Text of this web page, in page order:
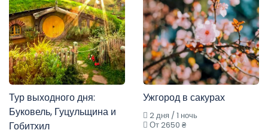
Тур выходного дня:
Буковель, Гуцульщина и
Гобитхил
Ужгород в сакурах
2 дня / 1 ночь
От 2650 ₴